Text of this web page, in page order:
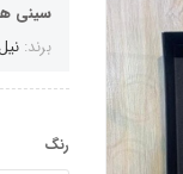
سینی
برند:
رنگ